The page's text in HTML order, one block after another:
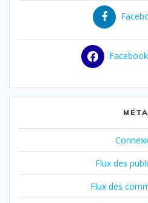
MÉTA
Flux des
Flux des